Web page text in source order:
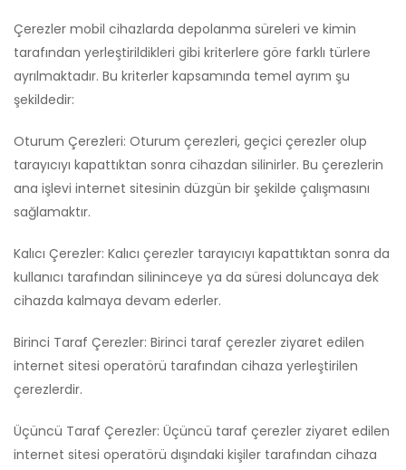
Çerezler mobil cihazlarda depolanma süreleri ve kimin
tarafından yerleştirildikleri gibi kriterlere göre farklı türlere
ayrılmaktadır. Bu kriterler kapsamında temel ayrım şu
şekildedir:
Oturum Çerezleri: Oturum çerezleri, geçici çerezler olup
tarayıcıyı kapattıktan sonra cihazdan silinirler. Bu çerezlerin
ana işlevi internet sitesinin düzgün bir şekilde çalışmasını
sağlamaktır.
Kalıcı Çerezler: Kalıcı çerezler tarayıcıyı kapattıktan sonra da
kullanıcı tarafından silininceye ya da süresi doluncaya dek
cihazda kalmaya devam ederler.
Birinci Taraf Çerezler: Birinci taraf çerezler ziyaret edilen
internet sitesi operatörü tarafından cihaza yerleştirilen
çerezlerdir.
Üçüncü Taraf Çerezler: Üçüncü taraf çerezler ziyaret edilen
internet sitesi operatörü dışındaki kişiler tarafından cihaza